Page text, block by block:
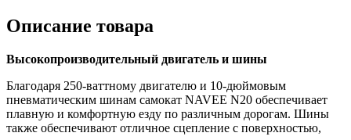
Описание товара
Высокопроизводительный двигатель и шины
Благодаря 250-ваттному двигателю и 10-дюймовым
пневматическим шинам самокат NAVEE N20 обеспечивает
плавную и комфортную езду по различным дорогам. Шины
также обеспечивают отличное сцепление с поверхностью,